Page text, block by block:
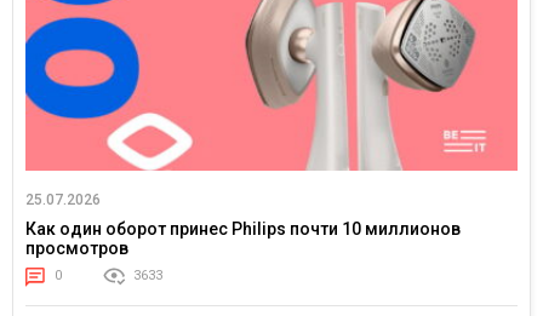
25.07.2026
Как один оборот принес Philips почти 10 миллионов
просмотров
0 3633